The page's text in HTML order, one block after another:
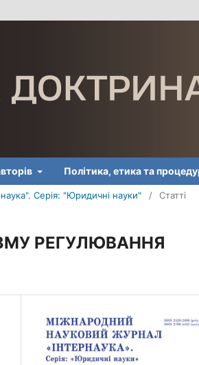
Політика, етика та
Серія: "Юридичні науки" / Статті
РЕГУЛЮВАННЯ